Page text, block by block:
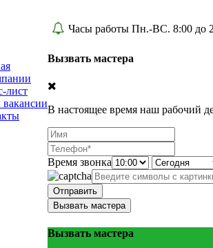
Часы работы Пн.-ВС. 8:00 до
Вызвать мастера
В настоящее время наш рабочий
Время звонка
Отправить
Вызвать мастера
Вызвать мастера
лист